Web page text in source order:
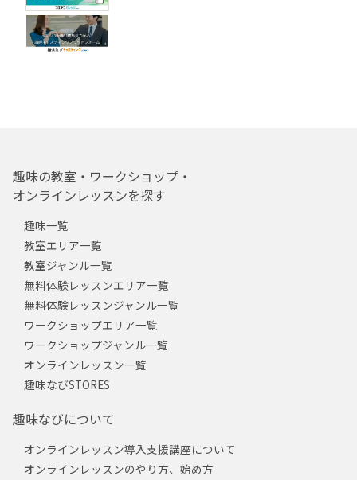
趣味の教室・ワークショップ・
オンラインレッスンを探す
趣味一覧
教室エリア一覧
教室ジャンル一覧
無料体験レッスンエリア一覧
無料体験レッスンジャンル一覧
ワークショップエリア一覧
ワークショップジャンル一覧
オンラインレッスン一覧
趣味なびSTORES
趣味なびについて
オンラインレッスン導入支援講座について
オンラインレッスンのやり方、始め方